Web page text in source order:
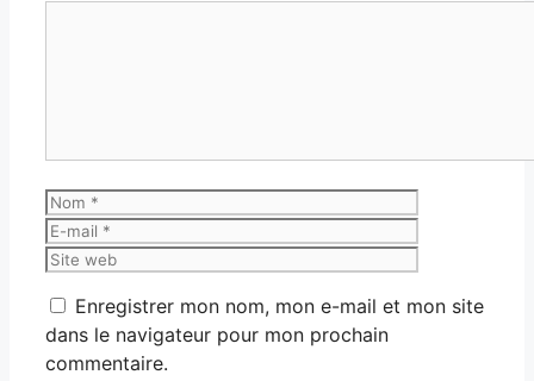
Nom
Enregistrer mon nom, mon e-mail et mon site
dans le navigateur pour mon prochain
commentaire.